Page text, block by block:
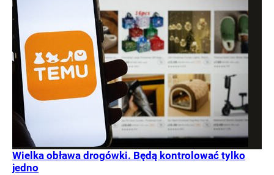
Wielka obława drogówki. Będą kontrolować tylko
jedno